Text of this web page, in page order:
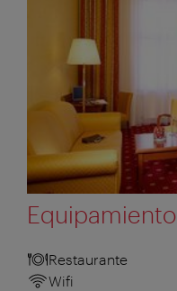
Equipamiento
Restaurante
Wifi